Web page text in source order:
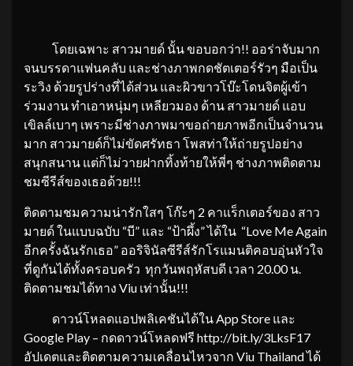
โดยเฉพาะ สาวมายด์ นั้น ขอบอกว่า!! ออร่าจับมาก
จนบรรดาแฟนคลับ และช่างภาพกดชัตเตอร์รัวๆ มือเป็น
ระวิง ด้วยรูปร่างที่ได้ส่วน และผิวขาวโบ๊ะโดนจิตผู้เข้า
ร่วมงาน ทำเอาหนุ่มๆ เหลียวมอง ด้าน สาวมายด์ แอบ
เขิลล์เบาๆ เพราะมีช่างภาพมาขอถ่ายภาพอีกเป็นจำนวน
มาก สาวมายด์ก็ไม่ขัดศรัทธา โพสท่าให้ถ่ายรูปอย่าง
สนุกสนาน แต่ก็ไม่วายฝากทิ้งท้ายให้พี่ๆ ช่างภาพติดตาม
ชมซีรีส์ของเธอด้วย!!!
ติดตามชมความน่ารักใสๆ โก๊ะๆ 2 คาแร็กเตอร์ของ สาว
มายด์ ในแบบฉบับ “บี” และ “ป้าผึ้ง” ได้ใน “Love Me Again
อีกครั้งฉันรักเธอ” ออริจินัลซีรีส์รักโรแมนติคอบอุ่นหัวใจ
ที่ดูกันได้ทั้งครอบครัว ทุกวันพฤหัสบดี เวลา 20.00 น.
ติดตามชมได้ทาง Viu เท่านั้น!!!
ดาวน์โหลดแอปพลิเคชันได้ใน App Store และ
Google Play – กดดาวน์โหลดฟรี http://bit.ly/3LksF17
อัปเดตและติดตามความเคลื่อนไหวจาก Viu Thailand ได้